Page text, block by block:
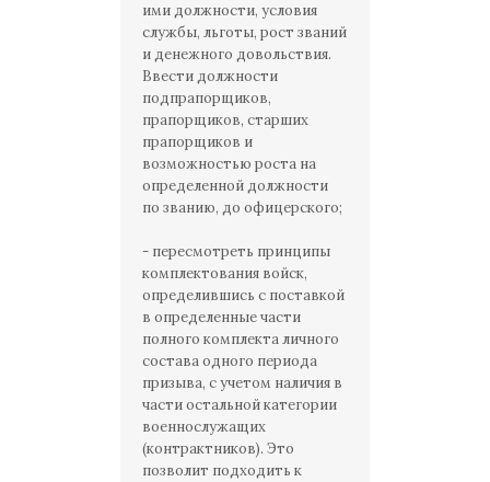
ими должности, условия
службы, льготы, рост званий
и денежного довольствия.
Ввести должности
подпрапорщиков,
прапорщиков, старших
прапорщиков и
возможностью роста на
определенной должности
по званию, до офицерского;
- пересмотреть принципы
комплектования войск,
определившись с поставкой
в определенные части
полного комплекта личного
состава одного периода
призыва, с учетом наличия в
части остальной категории
военнослужащих
(контрактников). Это
позволит подходить к